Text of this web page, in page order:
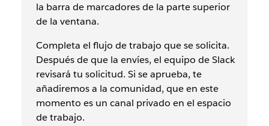
la barra de marcadores de la parte superior
de la ventana.
Completa el flujo de trabajo que se solicita.
Después de que la envíes, el equipo de Slack
revisará tu solicitud. Si se aprueba, te
añadiremos a la comunidad, que en este
momento es un canal privado en el espacio
de trabajo.